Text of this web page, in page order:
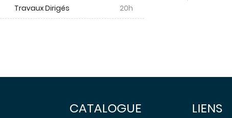
Travaux Dirigés 20h
CATALOGUE LIENS